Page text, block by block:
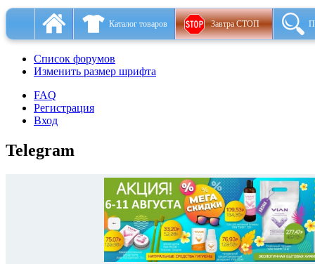
Каталог товаров Завтра СТОП
Список форумов
Изменить размер шрифта
FAQ
Регистрация
Вход
Telegram